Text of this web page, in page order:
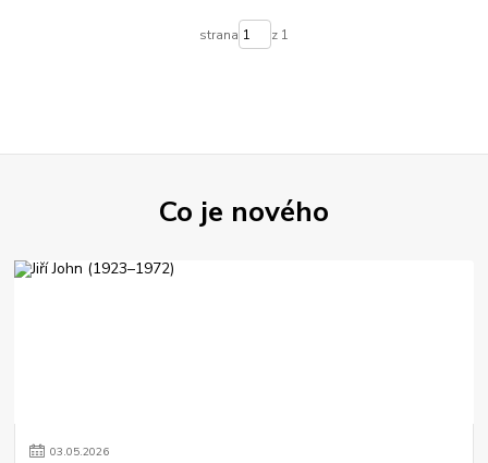
strana z 1
Co je nového
03.05.2026